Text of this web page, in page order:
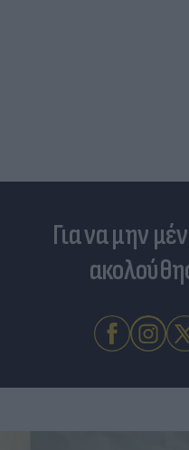
Για να μην